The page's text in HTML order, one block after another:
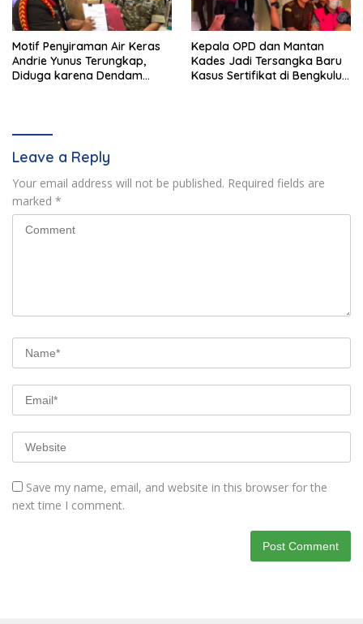
Motif Penyiraman Air Keras
Andrie Yunus Terungkap,
Diduga karena Dendam
Kepala OPD dan Mantan
Kades Jadi Tersangka Baru
Kasus Sertifikat di Bengkulu
Leave a Reply
Your email address will not be published. Required fields are
marked *
Save my name, email, and website in this browser for the
next time I comment.